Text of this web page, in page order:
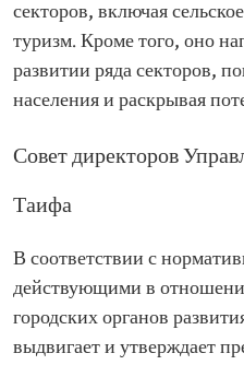
секторов, включая
туризм. Кроме того, оно
развитии ряда секторов,
населения и раскрывая
Совет директоров
Таифа
В соответствии с
действующими в
городских органов
выдвигает и утверждает